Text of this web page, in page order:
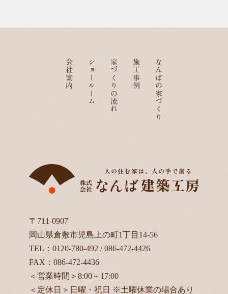
なんばの家づくり
施工事例
家づくりの流れ
ショールーム
会社案内
〒711-0907
岡山県倉敷市児島上の町1丁目14-56
TEL： 0120-780-492 /086-472-4426
FAX：086-472-4436
＜営業時間＞8:00～17:00
＜定休日＞日曜・祝日 ※土曜休業の場合あり